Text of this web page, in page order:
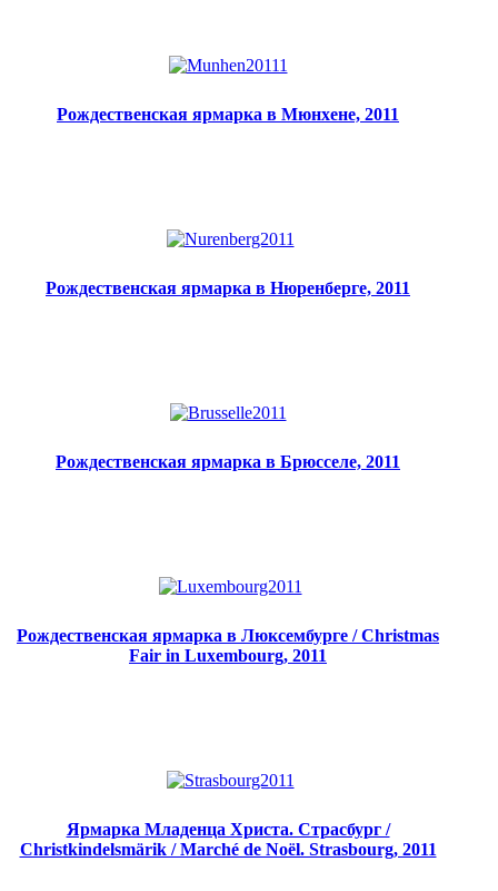
Рождественская ярмарка в Мюнхене, 2011
Рождественская ярмарка в Нюренберге, 2011
Рождественская ярмарка в Брюсселе, 2011
Рождественская ярмарка в Люксембурге / Christmas
Fair in Luxembourg, 2011
Ярмарка Младенца Христа. Страсбург /
Christkindelsmärik / Marché de Noël. Strasbourg, 2011